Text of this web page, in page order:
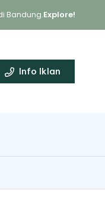
Bandung.Explore!
Info Iklan